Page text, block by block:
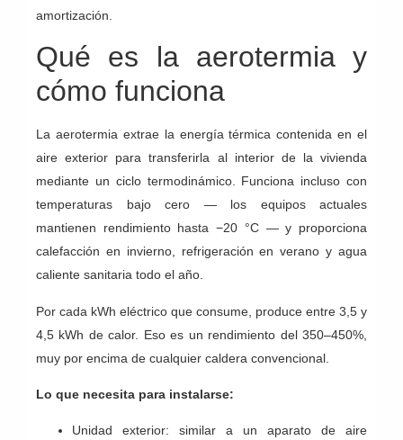
amortización.
Qué es la aerotermia y
cómo funciona
La aerotermia extrae la energía térmica contenida en el
aire exterior para transferirla al interior de la vivienda
mediante un ciclo termodinámico. Funciona incluso con
temperaturas bajo cero — los equipos actuales
mantienen rendimiento hasta −20 °C — y proporciona
calefacción en invierno, refrigeración en verano y agua
caliente sanitaria todo el año.
Por cada kWh eléctrico que consume, produce entre 3,5 y
4,5 kWh de calor. Eso es un rendimiento del 350–450%,
muy por encima de cualquier caldera convencional.
Lo que necesita para instalarse:
Unidad exterior: similar a un aparato de aire